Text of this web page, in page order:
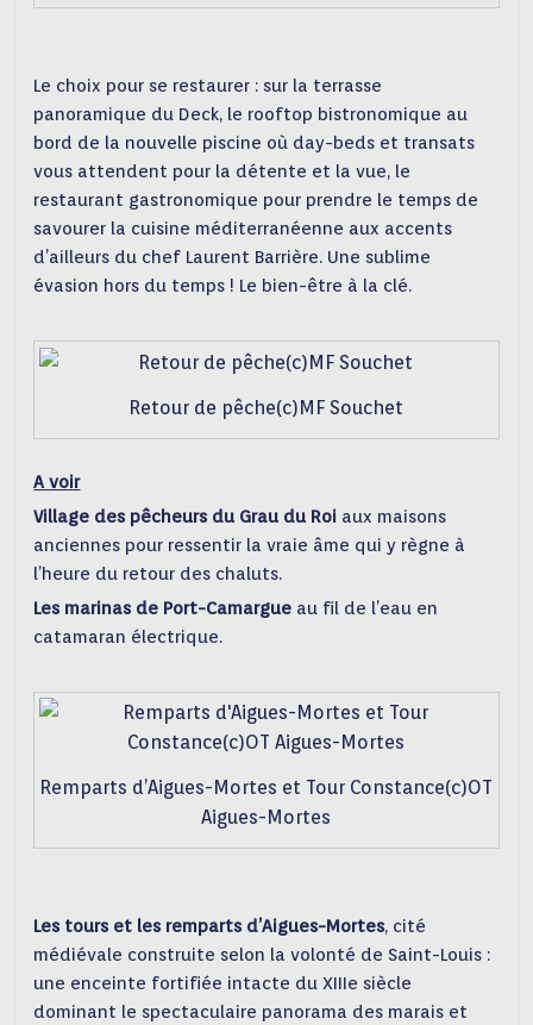
Le choix pour se restaurer : sur la terrasse
panoramique du Deck, le rooftop bistronomique au
bord de la nouvelle piscine où day-beds et transats
vous attendent pour la détente et la vue, le
restaurant gastronomique pour prendre le temps de
savourer la cuisine méditerranéenne aux accents
d’ailleurs du chef Laurent Barrière. Une sublime
évasion hors du temps ! Le bien-être à la clé.
Retour de pêche(c)MF Souchet
A voir
Village des pêcheurs du Grau du Roi aux maisons
anciennes pour ressentir la vraie âme qui y règne à
l’heure du retour des chaluts.
Les marinas de Port-Camargue au fil de l’eau en
catamaran électrique.
Remparts d’Aigues-Mortes et Tour Constance(c)OT
Aigues-Mortes
Les tours et les remparts d’Aigues-Mortes, cité
médiévale construite selon la volonté de Saint-Louis :
une enceinte fortifiée intacte du XIIIe siècle
dominant le spectaculaire panorama des marais et